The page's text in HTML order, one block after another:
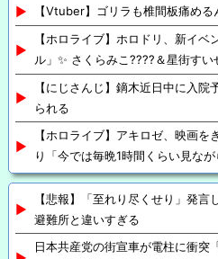
【Vtuber】ゴリラも椎間板痛める
【ホロライブ】ホロドリ、新イ
ル」✨ さくらみこ????＆星街す
【にじさんじ】鏑木近日中に入
られる
【ホロライブ】アキロゼ、映画
り「今では毎晩1時間くらい見なが
【悲報】「至れり尽くせり」発
避難所と違いすぎる
日本共産党の街宣車が電柱に衝突